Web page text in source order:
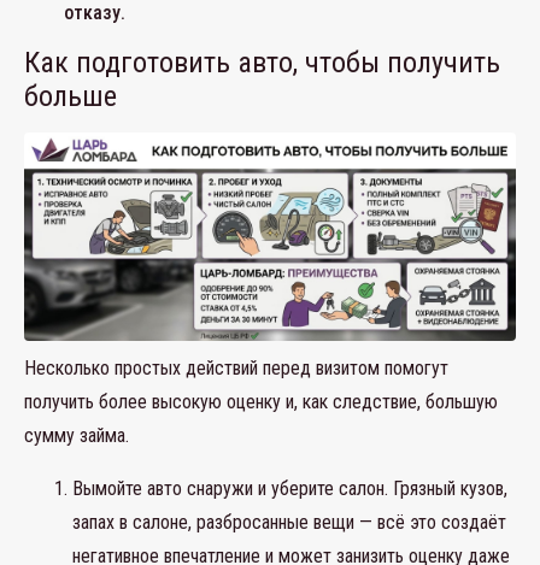
отказу.
Как подготовить авто, чтобы получить
больше
Несколько простых действий перед визитом помогут
получить более высокую оценку и, как следствие, большую
сумму займа.
Вымойте авто снаружи и уберите салон. Грязный кузов,
запах в салоне, разбросанные вещи — всё это создаёт
негативное впечатление и может занизить оценку даже